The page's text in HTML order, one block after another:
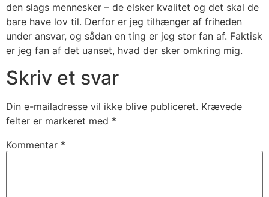
den slags mennesker – de elsker kvalitet og det skal de
bare have lov til. Derfor er jeg tilhænger af friheden
under ansvar, og sådan en ting er jeg stor fan af. Faktisk
er jeg fan af det uanset, hvad der sker omkring mig.
Skriv et svar
Din e-mailadresse vil ikke blive publiceret. Krævede
felter er markeret med *
Kommentar *